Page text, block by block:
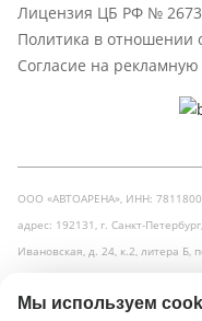
Лицензия ЦБ РФ № 2673
Политика в отношении
Согласие на
ООО «АВТОАРЕНА», ИНН:
адрес: 192131, г. Санкт-
Ивановская, д. 24, к.2, литера Б,
Мы используем